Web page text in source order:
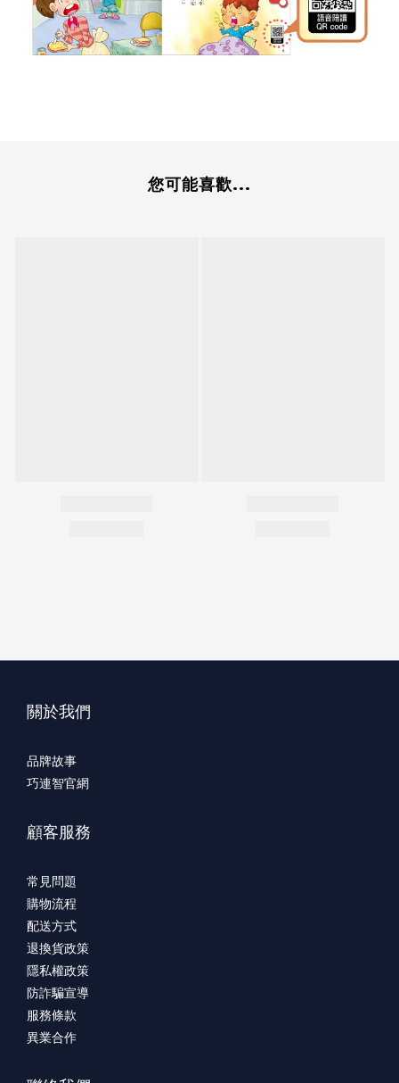
您可能喜歡...
關於我們
品牌故事
巧連智官網
顧客服務
常見問題
購物流程
配送方式
退換貨政策
隱私權政策
防詐騙宣導
服務條款
異業合作